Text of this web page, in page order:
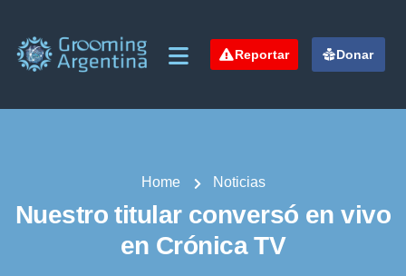
Reportar Donar
Home Noticias
Nuestro titular conversó en vivo
en Crónica TV